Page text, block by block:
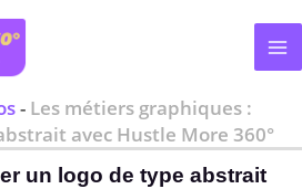
- Les métiers graphiques :
avec Hustle More 360°
un logo de type abstrait